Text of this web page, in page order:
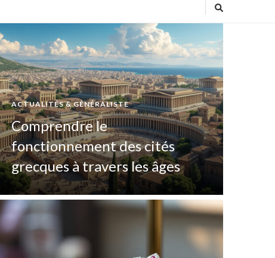
ACTUALITÉS & GÉNÉRALISTE
Comprendre le
fonctionnement des cités
grecques à travers les âges